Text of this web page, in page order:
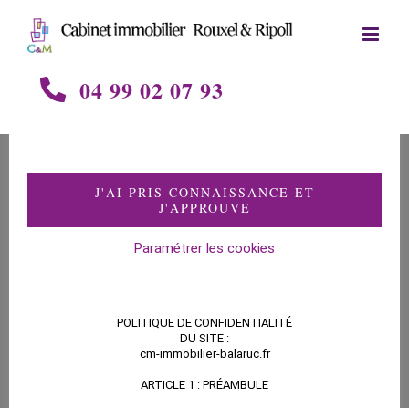
content
04 99 02 07 93
Le vote par
correspondance
coronavirus, une nouveauté importante, pour le vote en
assemblée générale, a fait son apparition plus
J'AI PRIS CONNAISSANCE ET
J'APPROUVE
Paramétrer les cookies
POLITIQUE DE CONFIDENTIALITÉ
DU SITE :
cm-immobilier-balaruc.fr
ARTICLE 1 : PRÉAMBULE